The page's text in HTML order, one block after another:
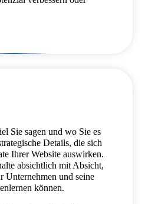
Sie sagen und wo Sie es
Details, die sich
Ihrer Website auswirken.
absichtlich mit Absicht,
Unternehmen und seine
können.